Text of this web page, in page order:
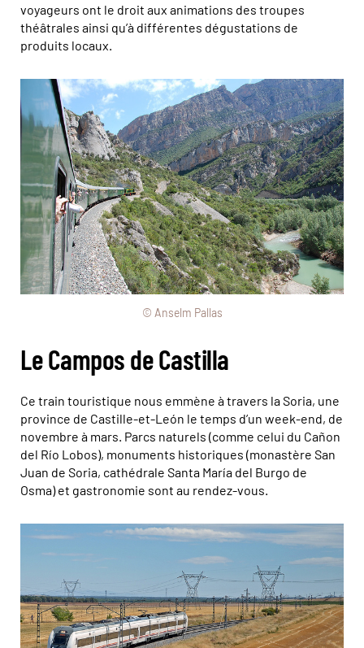
voyageurs ont le droit aux animations des troupes
théâtrales ainsi qu’à différentes dégustations de
produits locaux.
© Anselm Pallas
Le Campos de Castilla
Ce train touristique nous emmène à travers la Soria, une
province de Castille-et-León le temps d’un week-end, de
novembre à mars. Parcs naturels (comme celui du Cañon
del Río Lobos), monuments historiques (monastère San
Juan de Soria, cathédrale Santa María del Burgo de
Osma) et gastronomie sont au rendez-vous.